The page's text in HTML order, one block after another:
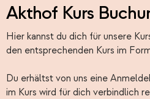
Akthof Kurs
Hier kannst du dich für unsere
den entsprechenden Kurs im
Du erhältst von uns eine
im Kurs wird für dich verbindlich